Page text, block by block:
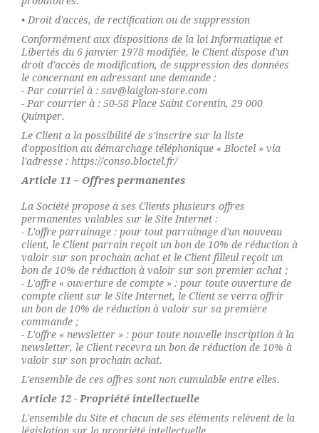
• Droit d'accès, de rectification ou de suppression
Conformément aux dispositions de la loi Informatique et
Libertés du 6 janvier 1978 modifiée, le Client dispose d'un
droit d'accès de modification, de suppression des données
le concernant en adressant une demande :
- Par courriel à : sav@laiglon-store.com
- Par courrier à : 50-58 Place Saint Corentin, 29 000
Quimper.
Le Client a la possibilité de s'inscrire sur la liste
d'opposition au démarchage téléphonique « Bloctel » via
l'adresse : https://conso.bloctel.fr/
Article 11 – Offres permanentes
La Société propose à ses Clients plusieurs offres
permanentes valables sur le Site Internet :
- L'offre parrainage : pour tout parrainage d'un nouveau
client, le Client parrain reçoit un bon de 10% de réduction à
valoir sur son prochain achat et le Client filleul reçoit un
bon de 10% de réduction à valoir sur son premier achat ;
- L'offre « ouverture de compte » : pour toute ouverture de
compte client sur le Site Internet, le Client se verra offrir
un bon de 10% de réduction à valoir sur sa première
commande ;
- L'offre « newsletter » : pour toute nouvelle inscription à la
newsletter, le Client recevra un bon de réduction de 10% à
valoir sur son prochain achat.
L'ensemble de ces offres sont non cumulable entre elles.
Article 12 - Propriété intellectuelle
L'ensemble du Site et chacun de ses éléments relèvent de la
législation sur la propriété intellectuelle.